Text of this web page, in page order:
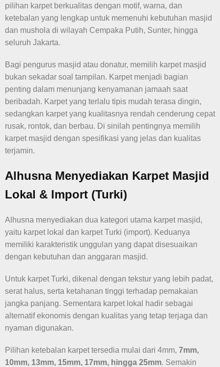
pilihan karpet berkualitas dengan motif, warna, dan
ketebalan yang lengkap untuk memenuhi kebutuhan masjid
dan mushola di wilayah Cempaka Putih, Sunter, hingga
seluruh Jakarta.
Bagi pengurus masjid atau donatur, memilih karpet masjid
bukan sekadar soal tampilan. Karpet menjadi bagian
penting dalam menunjang kenyamanan jamaah saat
beribadah. Karpet yang terlalu tipis mudah terasa dingin,
sedangkan karpet yang kualitasnya rendah cenderung cepat
rusak, rontok, dan berbau. Di sinilah pentingnya memilih
karpet masjid dengan spesifikasi yang jelas dan kualitas
terjamin.
Alhusna Menyediakan Karpet Masjid
Lokal & Import (Turki)
Alhusna menyediakan dua kategori utama karpet masjid,
yaitu karpet lokal dan karpet Turki (import). Keduanya
memiliki karakteristik unggulan yang dapat disesuaikan
dengan kebutuhan dan anggaran masjid.
Untuk karpet Turki, dikenal dengan tekstur yang lebih padat,
serat halus, serta ketahanan tinggi terhadap pemakaian
jangka panjang. Sementara karpet lokal hadir sebagai
alternatif ekonomis dengan kualitas yang tetap terjaga dan
nyaman digunakan.
Pilihan ketebalan karpet tersedia mulai dari 4mm, 7mm,
10mm, 13mm, 15mm, 17mm, hingga 25mm. Semakin